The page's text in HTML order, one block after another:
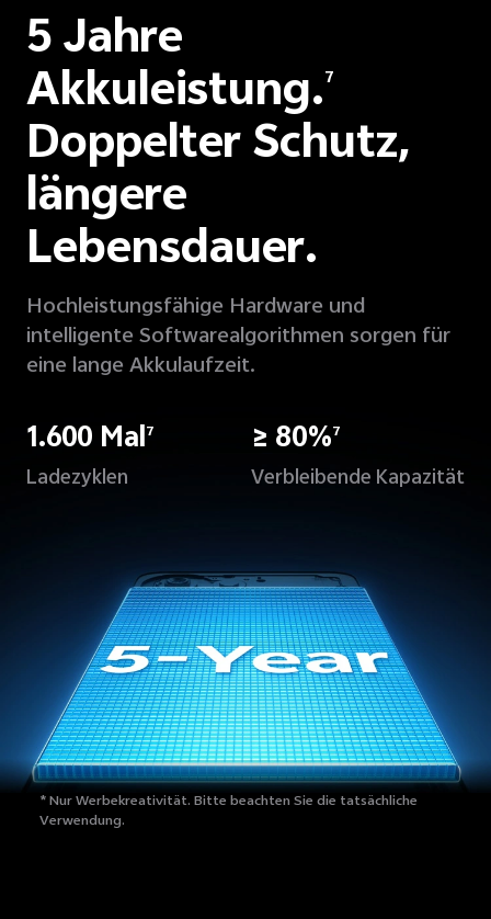
5 Jahre
Akkuleistung.7
Doppelter Schutz,
längere
Lebensdauer.
Hochleistungsfähige Hardware und
intelligente Softwarealgorithmen sorgen für
eine lange Akkulaufzeit.
1.600 Mal7
Ladezyklen
≥ 80%7
Verbleibende Kapazität
* Nur Werbekreativität.Bitte beachten Sie die tatsächliche
Verwendung.